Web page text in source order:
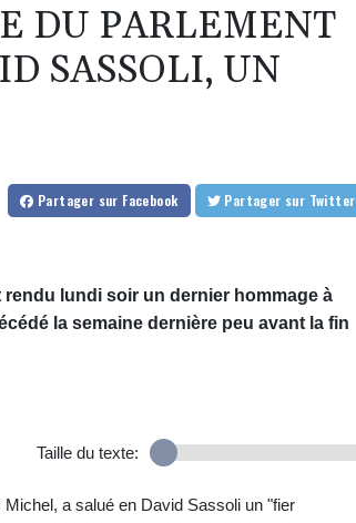
DU PARLEMENT
SASSOLI, UN
Partager sur Facebook Partager sur Twitter
lundi soir un dernier hommage à
la semaine dernière peu avant la fin
Taille du texte:
a salué en David Sassoli un "fier